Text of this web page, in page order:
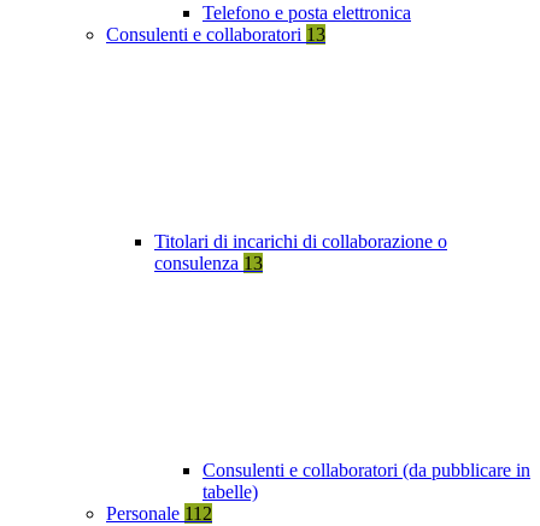
Telefono e posta elettronica
Consulenti e collaboratori 13
Titolari di incarichi di collaborazione o
consulenza 13
Consulenti e collaboratori (da pubblicare in
tabelle)
Personale 112